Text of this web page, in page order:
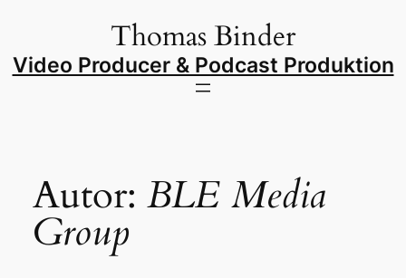
springen
Thomas Binder
Video Producer & Podcast Produktion
Autor: BLE Media
Group